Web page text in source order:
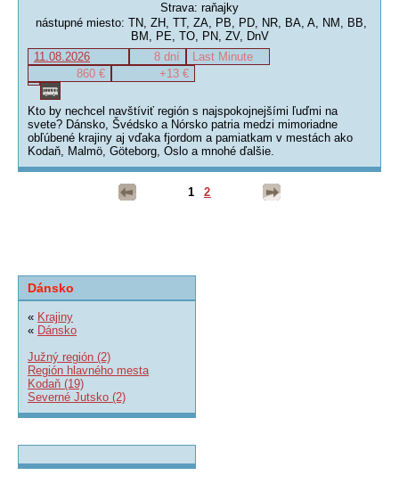
Strava: raňajky
nástupné miesto: TN, ZH, TT, ZA, PB, PD, NR, BA, A, NM, BB,
BM, PE, TO, PN, ZV, DnV
11.08.2026
8 dní
Last Minute
860 €
+13 €
Kto by nechcel navštíviť región s najspokojnejšími ľuďmi na
svete? Dánsko, Švédsko a Nórsko patria medzi mimoriadne
obľúbené krajiny aj vďaka fjordom a pamiatkam v mestách ako
Kodaň, Malmö, Göteborg, Oslo a mnohé ďalšie.
1 2
Dánsko
« Krajiny
« Dánsko
Južný región (2)
Región hlavného mesta
Kodaň (19)
Severné Jutsko (2)